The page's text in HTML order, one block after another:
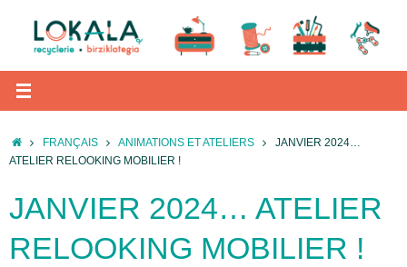
contenu
ACCUEIL
FRANÇAIS ANIMATIONS ET ATELIERS
JANVIER 2024…
ATELIER RELOOKING MOBILIER !
JANVIER 2024… ATELIER
RELOOKING MOBILIER !